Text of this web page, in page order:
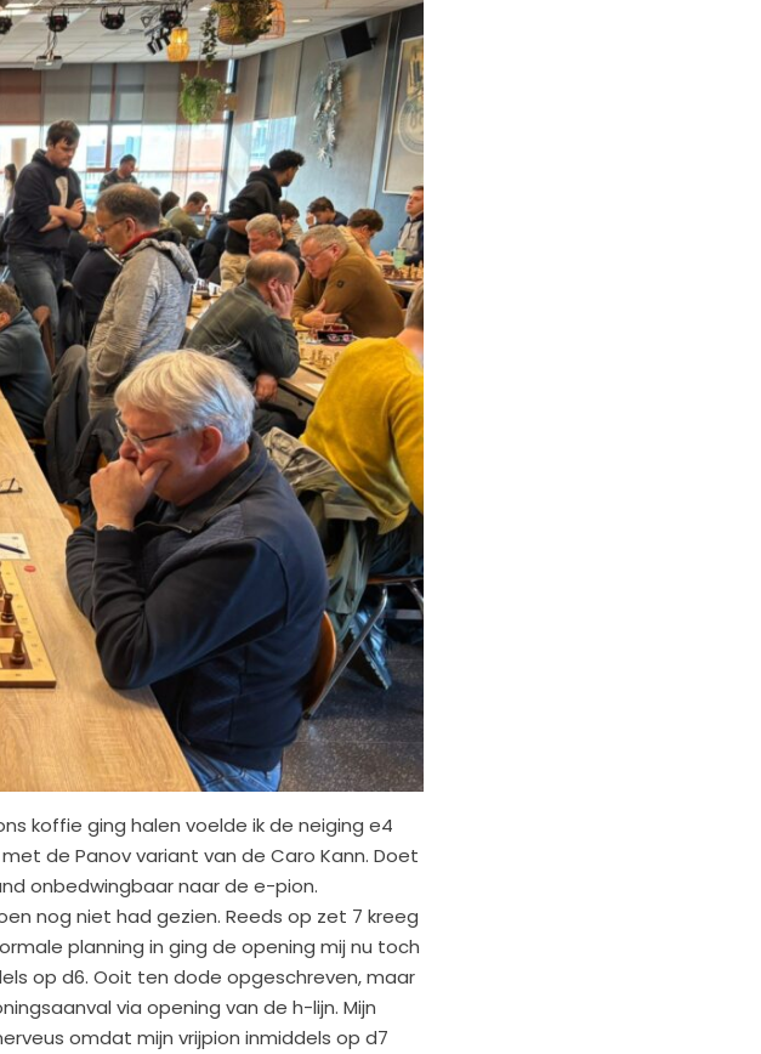
koffie ging halen voelde ik de neiging e4
de Panov variant van de Caro Kann. Doet
onbedwingbaar naar de e-pion.
nog niet had gezien. Reeds op zet 7 kreeg
planning in ging de opening mij nu toch
op d6. Ooit ten dode opgeschreven, maar
via opening van de h-lijn. Mijn
omdat mijn vrijpion inmiddels op d7